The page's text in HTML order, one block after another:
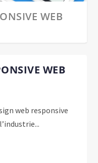
WEB
WEB
web responsive